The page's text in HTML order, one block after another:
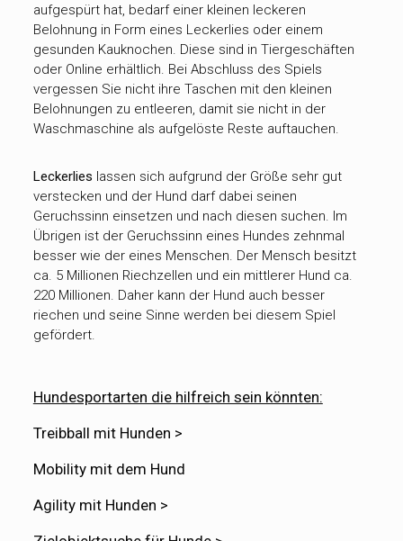
aufgespürt hat, bedarf einer kleinen leckeren
Belohnung in Form eines Leckerlies oder einem
gesunden Kauknochen. Diese sind in Tiergeschäften
oder Online erhältlich. Bei Abschluss des Spiels
vergessen Sie nicht ihre Taschen mit den kleinen
Belohnungen zu entleeren, damit sie nicht in der
Waschmaschine als aufgelöste Reste auftauchen.
Leckerlies lassen sich aufgrund der Größe sehr gut
verstecken und der Hund darf dabei seinen
Geruchssinn einsetzen und nach diesen suchen. Im
Übrigen ist der Geruchssinn eines Hundes zehnmal
besser wie der eines Menschen. Der Mensch besitzt
ca. 5 Millionen Riechzellen und ein mittlerer Hund ca.
220 Millionen. Daher kann der Hund auch besser
riechen und seine Sinne werden bei diesem Spiel
gefördert.
Hundesportarten die hilfreich sein könnten:
Treibball mit Hunden >
Mobility mit dem Hund
Agility mit Hunden >